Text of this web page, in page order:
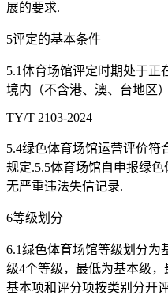
展的要求.
5评定的基本条件
5.1体育场馆评定时期处于正
境内（不含港、澳、台地区
TY/T 2103-2024
5.4绿色体育场馆运营评价符
规定.5.5体育场馆自申报绿
无严重违法失信记录.
6等级划分
6.1绿色体育场馆等级划分为
级4个等级，最低为基本级
基本项和评分项按类别分开